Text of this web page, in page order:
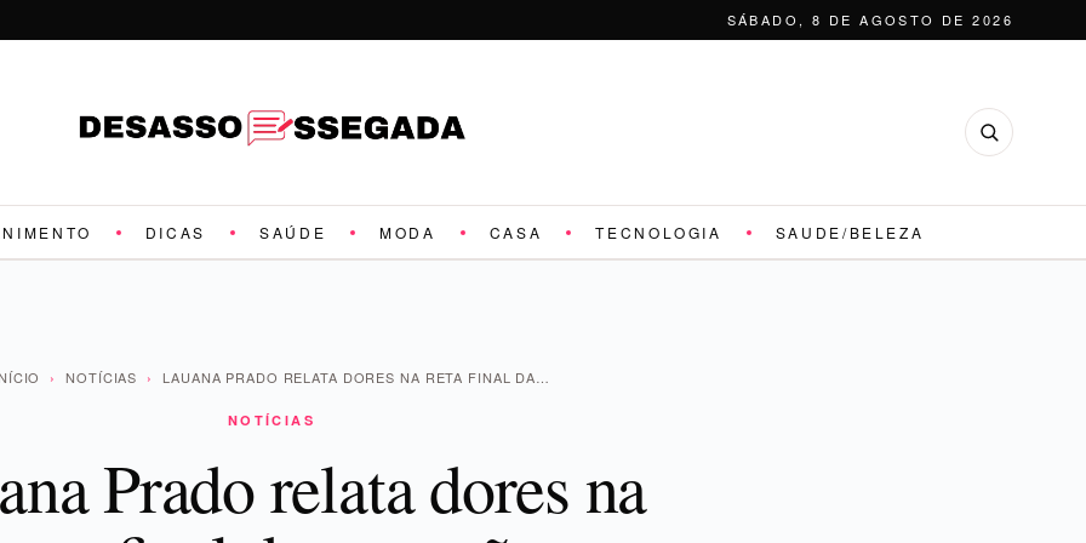
SÁBADO, 8 DE AGOSTO DE 2026
DICAS SAÚDE MODA CASA TECNOLOGIA SAUDE/BELEZA
› NOTÍCIAS › LAUANA PRADO RELATA DORES NA RETA FINAL DA…
NOTÍCIAS
Prado relata dores na